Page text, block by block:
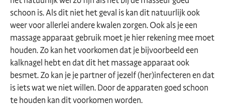
schoon is. Als dit niet het geval is kan dit natuurlijk ook
weer voor allerlei andere kwalen zorgen. Ook als je een
massage apparaat gebruik moet je hier rekening mee moet
houden. Zo kan het voorkomen dat je bijvoorbeeld een
kalknagel hebt en dat dit het massage apparaat ook
besmet. Zo kan je je partner of jezelf (her)infecteren en dat
is iets wat we niet willen. Door de apparaten goed schoon
te houden kan dit voorkomen worden.